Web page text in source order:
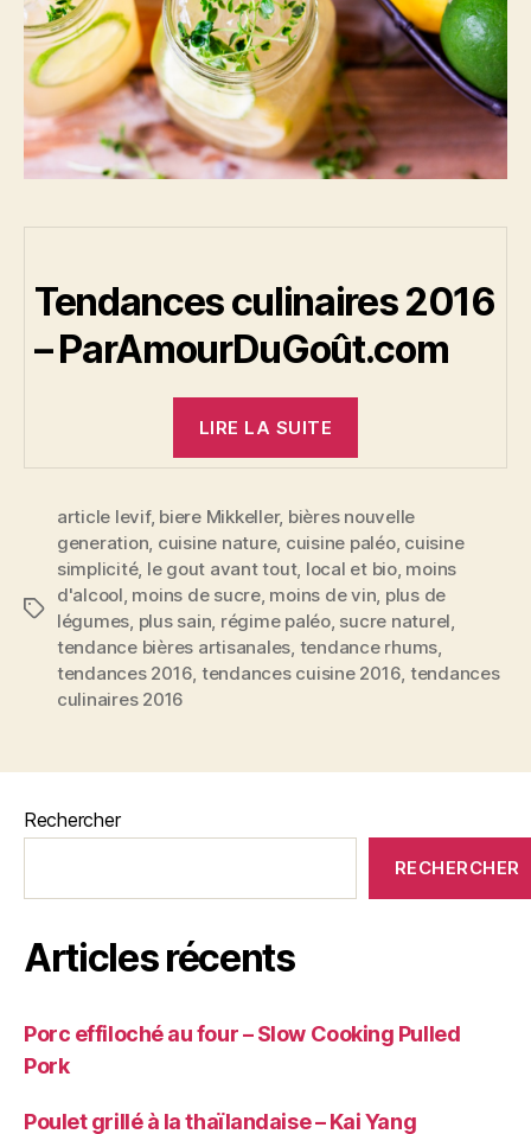
Tendances culinaires 2016
– ParAmourDuGoût.com
LIRE LA SUITE
2016 »
Étiquettes
article levif, biere Mikkeller, bières nouvelle
generation, cuisine nature, cuisine paléo, cuisine
simplicité, le gout avant tout, local et bio, moins
d'alcool, moins de sucre, moins de vin, plus de
légumes, plus sain, régime paléo, sucre naturel,
tendance bières artisanales, tendance rhums,
tendances 2016, tendances cuisine 2016, tendances
culinaires 2016
Rechercher
RECHERCHER
Articles récents
Porc effiloché au four – Slow Cooking Pulled
Pork
Poulet grillé à la thaïlandaise – Kai Yang